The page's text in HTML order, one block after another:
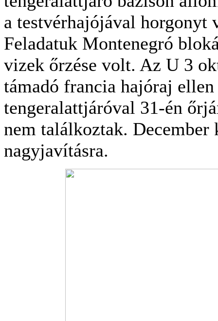
a testvérhajójával horgonyt
Feladatuk Montenegró
vizek őrzése volt. Az U 3
támadó francia hajóraj
tengeralattjáróval 31-én
nem találkoztak. December
nagyjavításra.